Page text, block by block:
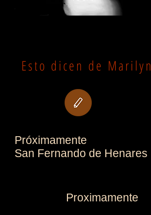
Esto dicen de Marilyn
Próximamente
San Fernando de Henares
Proximamente